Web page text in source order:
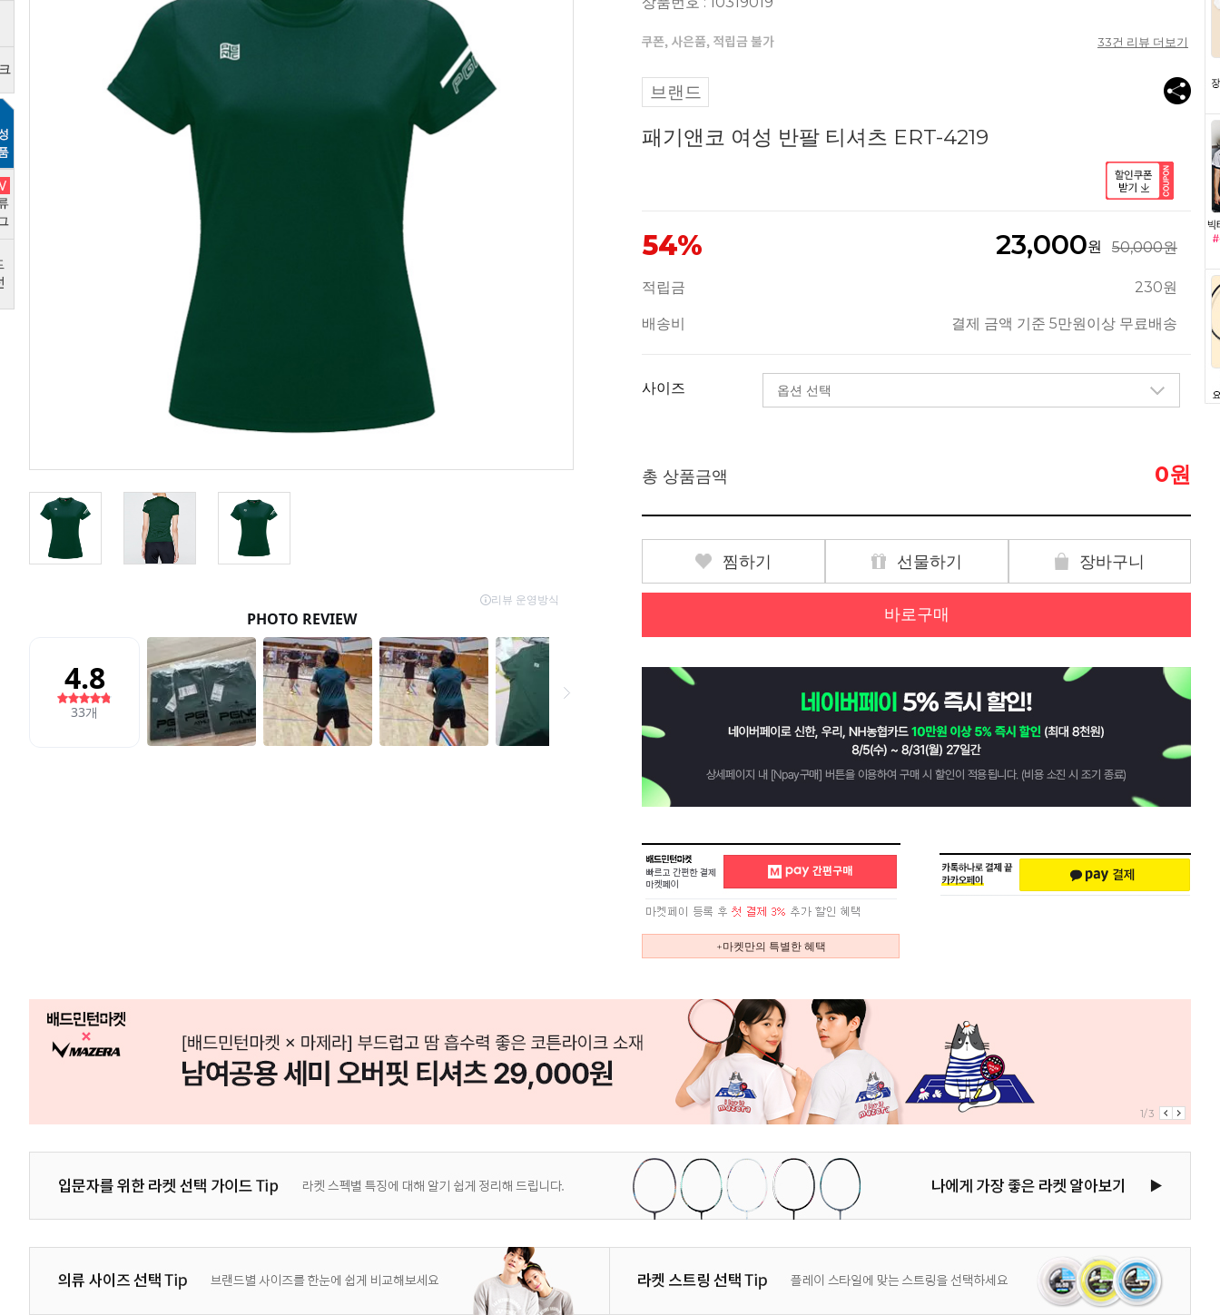
33건 리뷰 더보기
브랜드
패기앤코 여성 반팔 티셔츠 ERT-4219
54% 23,000원 50,000원
적립금 230원
배송비 결제 금액 기준 5만원이상 무료배송
사이즈
총 상품금액 0원
찜하기 선물하기 장바구니
바로구매
+마켓만의 특별한 혜택
1/3